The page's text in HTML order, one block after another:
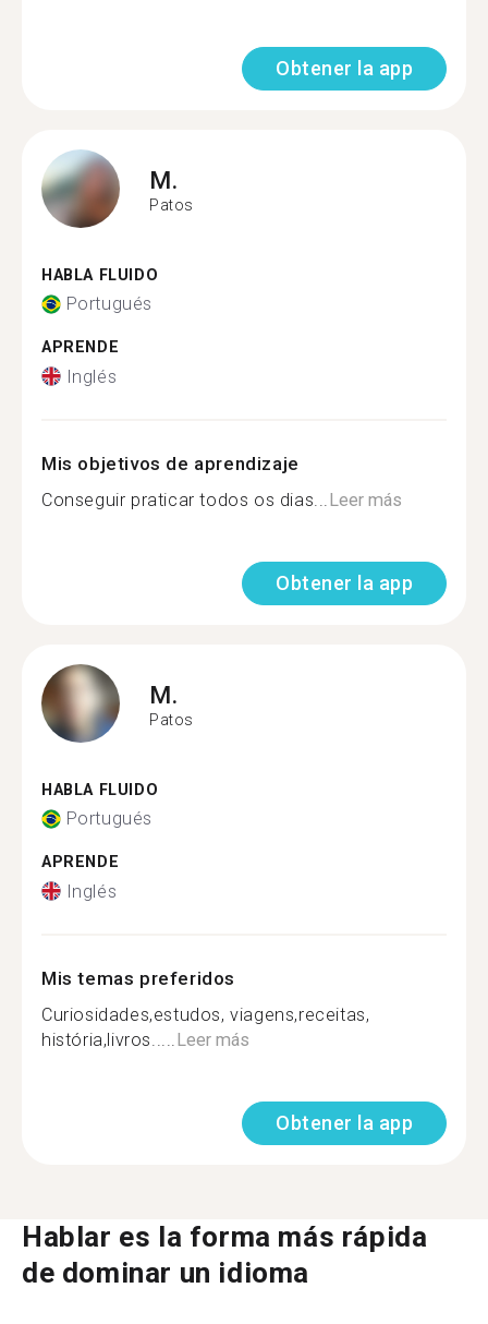
Obtener la app
M.
Patos
HABLA FLUIDO
Portugués
APRENDE
Inglés
Mis objetivos de aprendizaje
Conseguir praticar todos os dias... Leer más
Obtener la app
M.
Patos
HABLA FLUIDO
Portugués
APRENDE
Inglés
Mis temas preferidos
Curiosidades,estudos, viagens,receitas,
história,livros..... Leer más
Obtener la app
Hablar es la forma más rápida
de dominar un idioma